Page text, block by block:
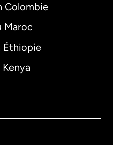
Colombie
Maroc
Éthiopie